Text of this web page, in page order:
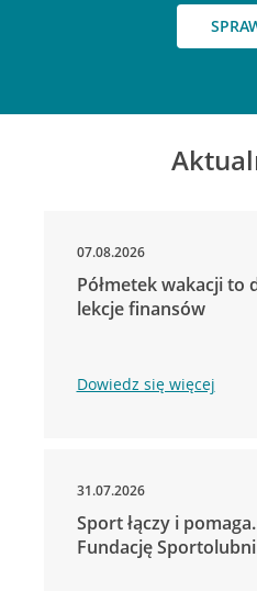
07.08.2026
Półmetek wakacji to
lekcje finansów
Dowiedz się więcej
31.07.2026
Sport łączy i
Fundację Sportolubni